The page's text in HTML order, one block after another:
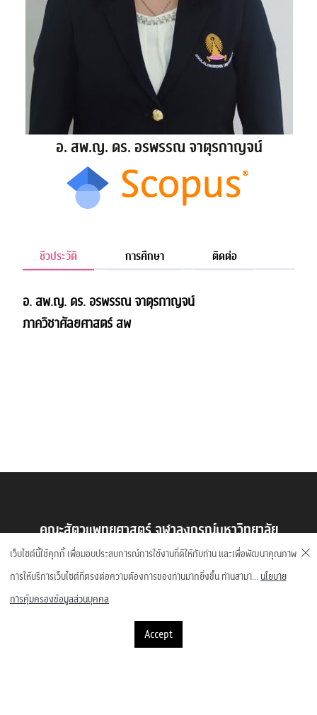
อ. สพ.ญ. ดร. อรพรรณ จาตุรกาญจน์
ชีวประวัติ การศึกษา ติดต่อ
อ. สพ.ญ. ดร. อรพรรณ จาตุรกาญจน์
ภาควิชาศัลยศาสตร์ สพ
คณะสัตวแพทยศาสตร์ จุฬาลงกรณ์มหาวิทยาลัย
ถนนอังรีดูนังต์ แขวงปทุมวัน เขตปทุมวัน กรุงเทพมหานคร 10330
©2023 Faculty of Veterinary Science, Chulalongkorn University
เว็บไซต์นี้ใช้คุกกี้ เพื่อมอบประสบการณ์การใช้งานที่ดีให้กับท่าน และเพื่อพัฒนาคุณภาพ
การให้บริการเว็บไซต์ที่ตรงต่อความต้องการของท่านมากยิ่งขึ้น ท่านสามา... นโยบาย
การคุ้มครองข้อมูลส่วนบุคคล
Accept